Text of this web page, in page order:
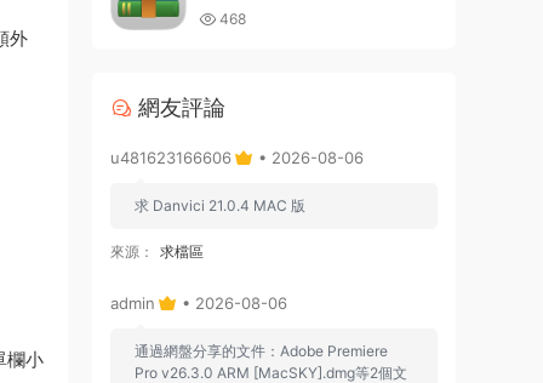
外
欄小
器 468
網友評論
u481623166606 • 2026-08-06
求 Danvici 21.0.4 MAC 版
來源： 求檔區
admin • 2026-08-06
通過網盤分享的文件：Adobe Premiere
Pro v26.3.0 ARM [MacSKY].dmg等2個文